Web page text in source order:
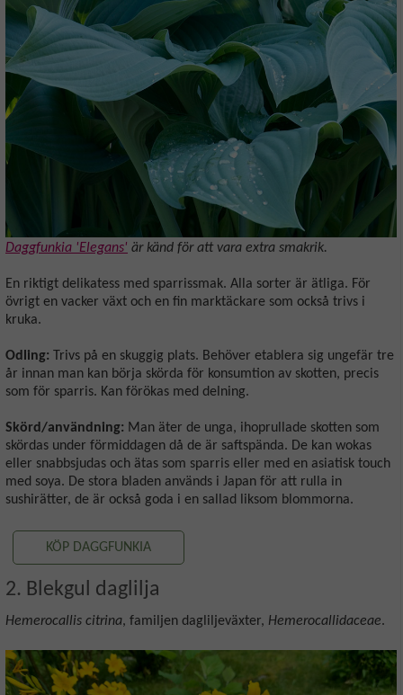
Daggfunkia 'Elegans' är känd för att vara extra smakrik.
En riktigt delikatess med sparrissmak. Alla sorter är ätliga. För
övrigt en vacker växt och en fin marktäckare som också trivs i
kruka.
Odling:
Trivs på en skuggig plats. Behöver etablera sig ungefär tre
år innan man kan börja skörda för konsumtion av skotten, precis
som för sparris. Kan förökas med delning.
Skörd/användning: Man äter de unga, ihoprullade skotten som
skördas under förmiddagen då de är saftspända. De kan wokas
eller snabbsjudas och ätas som sparris eller med en asiatisk touch
med soya. De stora bladen används i Japan för att rulla in
sushirätter, de är också goda i en sallad liksom blommorna.
KÖP DAGGFUNKIA
2. Blekgul daglilja
Hemerocallis citrina, familjen dagliljeväxter, Hemerocallidaceae.